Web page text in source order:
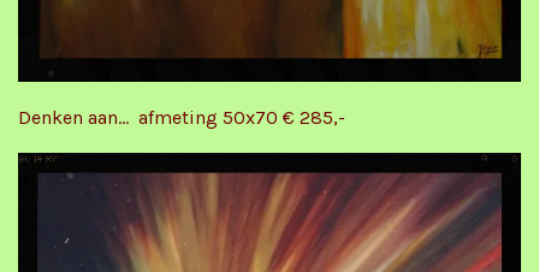
Denken aan... afmeting 50x70 € 285,-